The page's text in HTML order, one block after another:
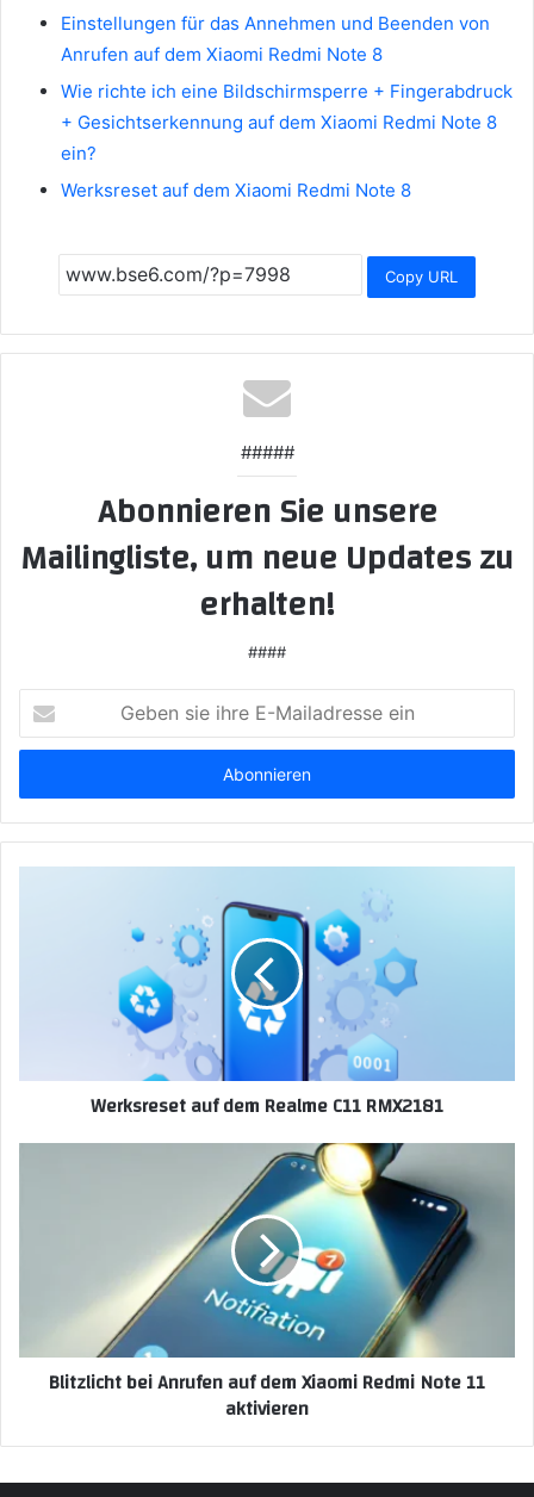
Einstellungen für das Annehmen und Beenden von
Anrufen auf dem Xiaomi Redmi Note 8
Wie richte ich eine Bildschirmsperre + Fingerabdruck
+ Gesichtserkennung auf dem Xiaomi Redmi Note 8
ein?
Werksreset auf dem Xiaomi Redmi Note 8
Copy URL
#####
Abonnieren Sie unsere
Mailingliste, um neue Updates zu
erhalten!
####
sie
ihre
Mailadresse
ein
Werksreset auf dem Realme C11 RMX2181
Blitzlicht bei Anrufen auf dem Xiaomi Redmi Note 11
aktivieren